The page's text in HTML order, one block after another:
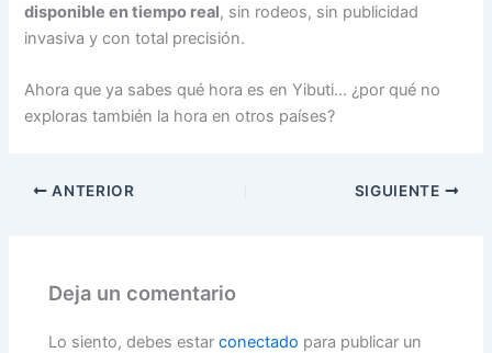
disponible en tiempo real, sin rodeos, sin publicidad
invasiva y con total precisión.
Ahora que ya sabes qué hora es en Yibuti… ¿por qué no
exploras también la hora en otros países?
ANTERIOR SIGUIENTE
Deja un comentario
Lo siento, debes estarconectado para publicar un